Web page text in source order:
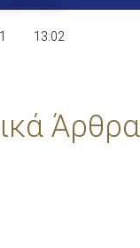
13:02
Άρθρα